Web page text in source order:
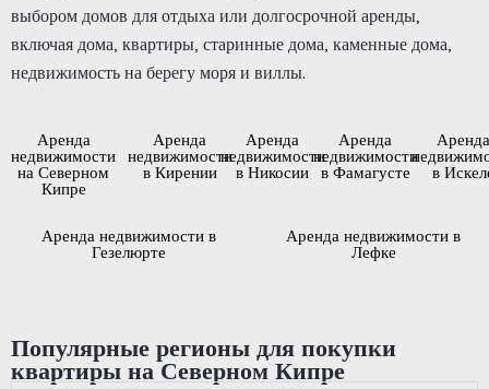
выбором домов для отдыха или долгосрочной аренды,
включая дома, квартиры, старинные дома, каменные дома,
недвижимость на берегу моря и виллы.
Аренда
недвижимости
на Северном
Кипре
Аренда
недвижимости
в Кирении
Аренда
недвижимости
в Никосии
Аренда
недвижимости
в Фамагусте в
Аренда недвижимости в
Гезелюрте
Аренда недвижимости в
Лефке
Популярные регионы для покупки
квартиры на Северном Кипре